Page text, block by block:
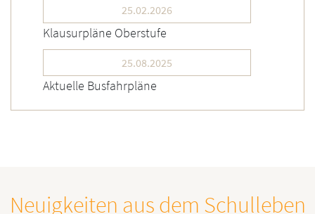
25.02.2026
Klausurpläne Oberstufe
25.08.2025
Aktuelle Busfahrpläne
Neuigkeiten aus dem Schulleben